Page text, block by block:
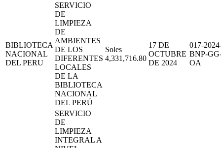
BIBLIOTECA
NACIONAL
DEL PERU
SERVICIO
DE
LIMPIEZA
DE
AMBIENTES
DE LOS
DIFERENTES
LOCALES
DE LA
BIBLIOTECA
NACIONAL
DEL PERÚ
Soles
4,331,716.80
17 DE
OCTUBRE
DE 2024
017-
BNP-
OA
SERVICIO
DE
LIMPIEZA
INTEGRAL A